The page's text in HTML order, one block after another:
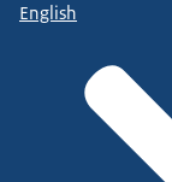
Er zijn
dat kan
We
English